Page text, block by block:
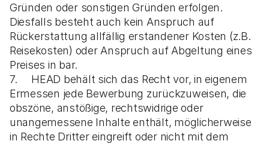
Gründen oder sonstigen Gründen erfolgen.
Diesfalls besteht auch kein Anspruch auf
Rückerstattung allfällig erstandener Kosten (z.B.
Reisekosten) oder Anspruch auf Abgeltung eines
Preises in bar.
7. HEAD behält sich das Recht vor, in eigenem
Ermessen jede Bewerbung zurückzuweisen, die
obszöne, anstößige, rechtswidrige oder
unangemessene Inhalte enthält, möglicherweise
in Rechte Dritter eingreift oder nicht mit dem